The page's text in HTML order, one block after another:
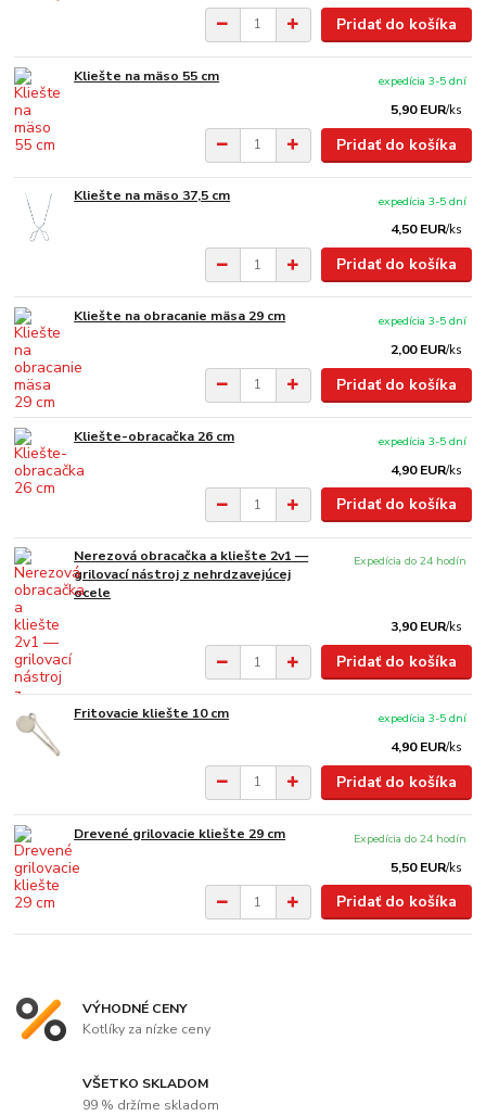
Pridať do košíka
Kliešte na mäso 55 cm
5,90 EUR/ks
expedícia 3-5 dní
Pridať do košíka
Kliešte na mäso 37,5 cm
4,50 EUR/ks
expedícia 3-5 dní
Pridať do košíka
Kliešte na obracanie mäsa 29 cm
2,00 EUR/ks
expedícia 3-5 dní
Pridať do košíka
Kliešte-obracačka 26 cm
4,90 EUR/ks
expedícia 3-5 dní
Pridať do košíka
Nerezová obracačka a kliešte 2v1 —
grilovací nástroj z nehrdzavejúcej
ocele
3,90 EUR/ks
Expedícia do 24 hodín
Pridať do košíka
Fritovacie kliešte 10 cm
4,90 EUR/ks
expedícia 3-5 dní
Pridať do košíka
Drevené grilovacie kliešte 29 cm
5,50 EUR/ks
Expedícia do 24 hodín
Pridať do košíka
VÝHODNÉ CENY
Kotlíky za nízke ceny
VŠETKO SKLADOM
99 % držíme skladom